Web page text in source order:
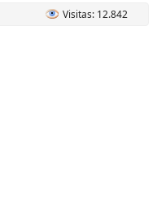
Visitas: 12.842